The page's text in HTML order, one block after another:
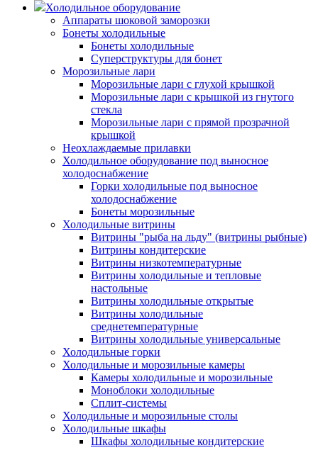
Холодильное оборудование
Аппараты шоковой заморозки
Бонеты холодильные
Бонеты холодильные
Суперструктуры для бонет
Морозильные лари
Морозильные лари с глухой крышкой
Морозильные лари с крышкой из гнутого
стекла
Морозильные лари с прямой прозрачной
крышкой
Неохлаждаемые прилавки
Холодильное оборудование под выносное
холодоснабжение
Горки холодильные под выносное
холодоснабжение
Бонеты морозильные
Холодильные витрины
Витрины "рыба на льду" (витрины рыбные)
Витрины кондитерские
Витрины низкотемпературные
Витрины холодильные и тепловые
настольные
Витрины холодильные открытые
Витрины холодильные
среднетемпературные
Витрины холодильные универсальные
Холодильные горки
Холодильные и морозильные камеры
Камеры холодильные и морозильные
Моноблоки холодильные
Сплит-системы
Холодильные и морозильные столы
Холодильные шкафы
Шкафы холодильные кондитерские